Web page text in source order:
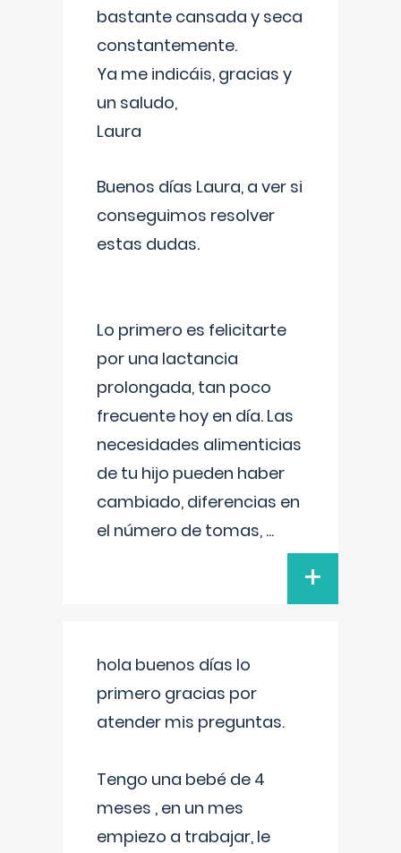
bastante cansada y seca
constantemente.
Ya me indicáis, gracias y
un saludo,
Laura
Buenos días Laura, a ver si
conseguimos resolver
estas dudas.
Lo primero es felicitarte
por una lactancia
prolongada, tan poco
frecuente hoy en día. Las
necesidades alimenticias
de tu hijo pueden haber
cambiado, diferencias en
el número de tomas, ...
+
hola buenos días lo
primero gracias por
atender mis preguntas.
Tengo una bebé de 4
meses , en un mes
empiezo a trabajar, le